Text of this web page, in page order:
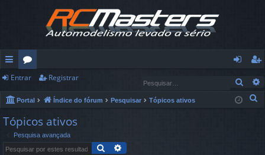
in
ks
rá
ór
u
ns
nt
ra
eg
ist
Entrar Registrar
Portal Índice do fórum Pesquisar Tópicos ativos
Tópicos ativos
Pesquisa avançada
Pesquisar